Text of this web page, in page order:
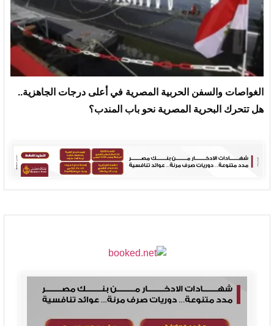
الغواصات والسفن الحربية المصرية في أعلى درجات الجاهزية..
هل تتحرك البحرية المصرية نحو باب المندب؟